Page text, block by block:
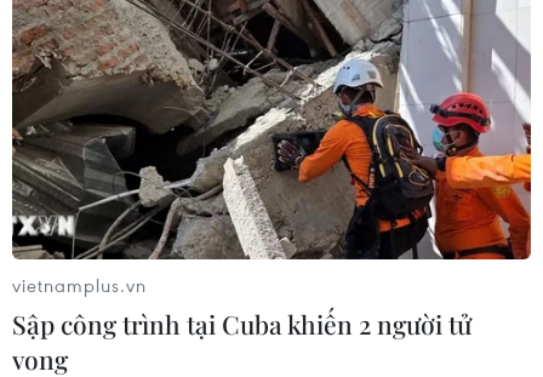
vietnamplus.vn
Sập công trình tại Cuba khiến 2 người tử
vong